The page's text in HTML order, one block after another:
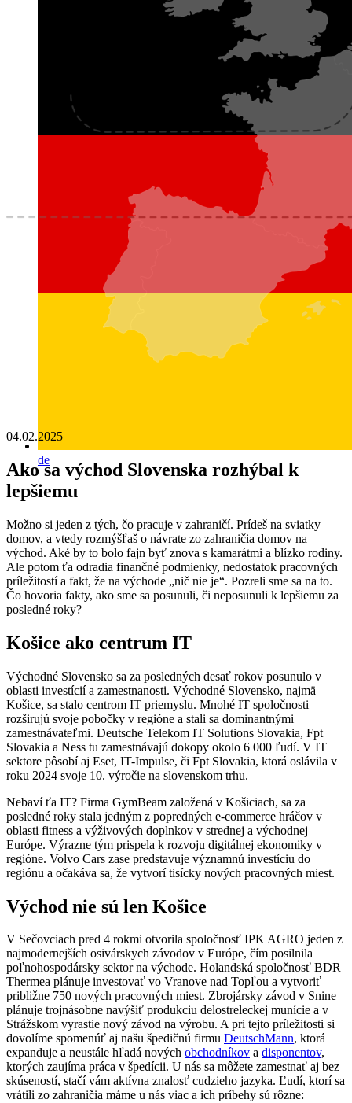
de
04.02.2025
Ako sa východ Slovenska rozhýbal k
lepšiemu
Možno si jeden z tých, čo pracuje v zahraničí. Prídeš na sviatky
domov, a vtedy rozmýšľaš o návrate zo zahraničia domov na
východ. Aké by to bolo fajn byť znova s kamarátmi a blízko rodiny.
Ale potom ťa odradia finančné podmienky, nedostatok pracovných
príležitostí a fakt, že na východe „nič nie je“. Pozreli sme sa na to.
Čo hovoria fakty, ako sme sa posunuli, či neposunuli k lepšiemu za
posledné roky?
Košice ako centrum IT
Východné Slovensko sa za posledných desať rokov posunulo v
oblasti investícií a zamestnanosti. Východné Slovensko, najmä
Košice, sa stalo centrom IT priemyslu. Mnohé IT spoločnosti
rozširujú svoje pobočky v regióne a stali sa dominantnými
zamestnávateľmi. Deutsche Telekom IT Solutions Slovakia, Fpt
Slovakia a Ness tu zamestnávajú dokopy okolo 6 000 ľudí. V IT
sektore pôsobí aj Eset, IT-Impulse, či Fpt Slovakia, ktorá oslávila v
roku 2024 svoje 10. výročie na slovenskom trhu.
Nebaví ťa IT? Firma GymBeam založená v Košiciach, sa za
posledné roky stala jedným z popredných e-commerce hráčov v
oblasti fitness a výživových doplnkov v strednej a východnej
Európe. Výrazne tým prispela k rozvoju digitálnej ekonomiky v
regióne. Volvo Cars zase predstavuje významnú investíciu do
regiónu a očakáva sa, že vytvorí tisícky nových pracovných miest.
Východ nie sú len Košice
V Sečovciach pred 4 rokmi otvorila spoločnosť IPK AGRO jeden z
najmodernejších osivárskych závodov v Európe, čím posilnila
poľnohospodársky sektor na východe. Holandská spoločnosť BDR
Thermea plánuje investovať vo Vranove nad Topľou a vytvoriť
približne 750 nových pracovných miest. Zbrojársky závod v Snine
plánuje trojnásobne navýšiť produkciu delostreleckej munície a v
Strážskom vyrastie nový závod na výrobu. A pri tejto príležitosti si
dovolíme spomenúť aj našu špedičnú firmu DeutschMann, ktorá
expanduje a neustále hľadá nových obchodníkov a disponentov,
ktorých zaujíma práca v špedícii. U nás sa môžete zamestnať aj bez
skúseností, stačí vám aktívna znalosť cudzieho jazyka. Ľudí, ktorí sa
vrátili zo zahraničia máme u nás viac a ich príbehy sú rôzne: